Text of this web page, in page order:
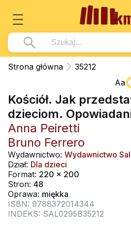
Książki
Wszystko z kategorii - Książki
Pismo Święte
Kościół Katolicki
Duszpasterstwo
Teologia
Życie chrześcijańskie
Duchowość
Literatura piękna
Wszystko z kategorii -
DVD
CD-ROM
Muzyka
Rekolekcje i inne na CD
Śpiew i modlitwa
Muzyka klasyczna
Dla Dzieci
Wszystko z kategorii - Dla Dzieci
Literatura (D)
Płyty, DVD (D)
Podręczniki i pomoce
Podręczniki
Wszystko z kategorii -
Podręczniki i pomoce
Zabawa i Nauka
Nowości
Zaloguj się
Strona główna
35212
Aa
Kościół. Jak
dzieciom.
Anna Peiretti
Bruno Ferrero
Wydawnictwo: Wydawnictwo
Dział: Dla dzieci
Format: 220 x 200
Stron: 48
Oprawa: miękka
ISBN: 9788372014344
INDEKS: SAL0295B35212